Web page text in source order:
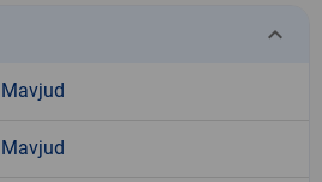
keyboard_arrow_down
Mavjud
Mavjud